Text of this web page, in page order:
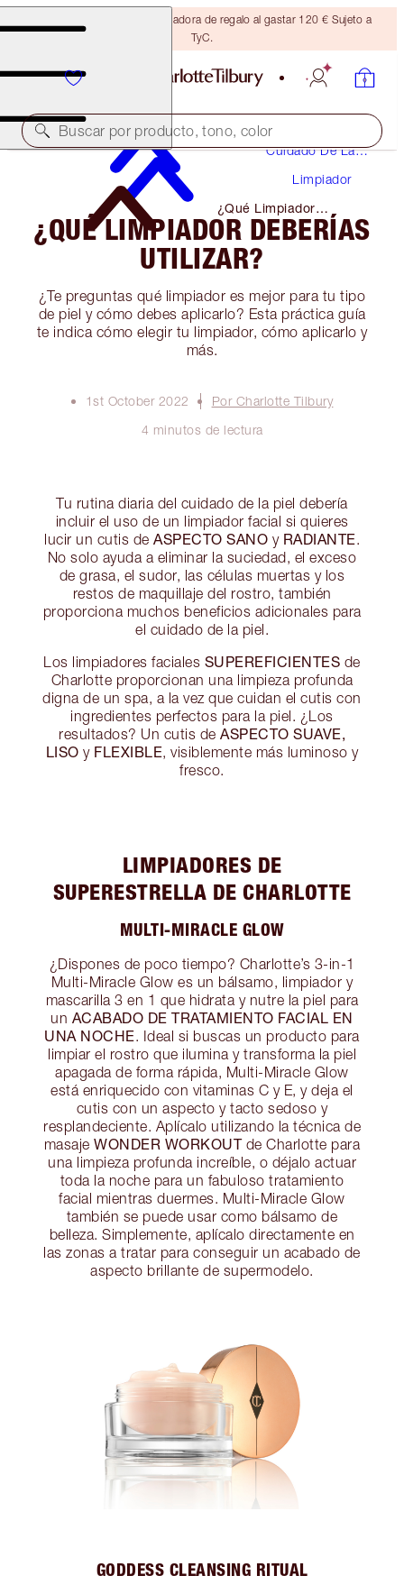
Consigue una brocha bronceadora de regalo al gastar 120 € Sujeto a
TyC.
Buscar por producto, tono, color
Cuidado De La
Limpiador
¿Qué Limpiador
Deberías Utilizar?
¿QUÉ LIMPIADOR DEBERÍAS
UTILIZAR?
¿Te preguntas qué limpiador es mejor para tu tipo
de piel y cómo debes aplicarlo? Esta práctica guía
te indica cómo elegir tu limpiador, cómo aplicarlo y
más.
1st October 2022
Por Charlotte Tilbury
4 minutos de lectura
Tu rutina diaria del cuidado de la piel debería
incluir el uso de un limpiador facial si quieres
lucir un cutis de ASPECTO SANO y RADIANTE.
No solo ayuda a eliminar la suciedad, el exceso
de grasa, el sudor, las células muertas y los
restos de maquillaje del rostro, también
proporciona muchos beneficios adicionales para
el cuidado de la piel.
Los limpiadores faciales SUPEREFICIENTES de
Charlotte proporcionan una limpieza profunda
digna de un spa, a la vez que cuidan el cutis con
ingredientes perfectos para la piel. ¿Los
resultados? Un cutis de ASPECTO SUAVE,
LISO y FLEXIBLE, visiblemente más luminoso y
fresco.
LIMPIADORES DE
SUPERESTRELLA DE CHARLOTTE
MULTI-MIRACLE GLOW
¿Dispones de poco tiempo? Charlotte’s 3-in-1
Multi-Miracle Glow es un bálsamo, limpiador y
mascarilla 3 en 1 que hidrata y nutre la piel para
un ACABADO DE TRATAMIENTO FACIAL EN
UNA NOCHE. Ideal si buscas un producto para
limpiar el rostro que ilumina y transforma la piel
apagada de forma rápida, Multi-Miracle Glow
está enriquecido con vitaminas C y E, y deja el
cutis con un aspecto y tacto sedoso y
resplandeciente. Aplícalo utilizando la técnica de
masajeWONDER WORKOUTde Charlotte para
una limpieza profunda increíble, o déjalo actuar
toda la noche para un fabuloso tratamiento
facial mientras duermes. Multi-Miracle Glow
también se puede usar como bálsamo de
belleza. Simplemente, aplícalo directamente en
las zonas a tratar para conseguir un acabado de
aspecto brillante de supermodelo.
GODDESS CLEANSING RITUAL